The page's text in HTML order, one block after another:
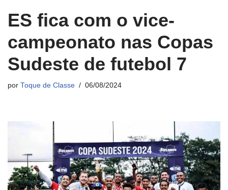
ES fica com o vice-
campeonato nas Copas
Sudeste de futebol 7
por Toque de Classe 06/08/2024